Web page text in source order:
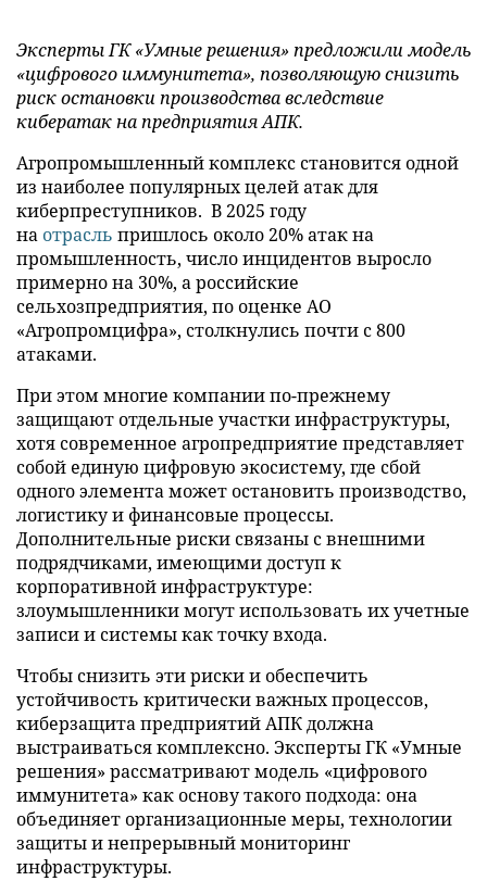
Эксперты ГК «Умные решения» предложили модель
«цифрового иммунитета», позволяющую снизить
риск остановки производства вследствие
кибератак на предприятия АПК.
Агропромышленный комплекс становится одной
из наиболее популярных целей атак для
киберпреступников. В 2025 году
на отрасль пришлось около 20% атак на
промышленность, число инцидентов выросло
примерно на 30%, а российские
сельхозпредприятия, по оценке АО
«Агропромцифра», столкнулись почти с 800
атаками.
При этом многие компании по-прежнему
защищают отдельные участки инфраструктуры,
хотя современное агропредприятие представляет
собой единую цифровую экосистему, где сбой
одного элемента может остановить производство,
логистику и финансовые процессы.
Дополнительные риски связаны с внешними
подрядчиками, имеющими доступ к
корпоративной инфраструктуре:
злоумышленники могут использовать их учетные
записи и системы как точку входа.
Чтобы снизить эти риски и обеспечить
устойчивость критически важных процессов,
киберзащита предприятий АПК должна
выстраиваться комплексно. Эксперты ГК «Умные
решения» рассматривают модель «цифрового
иммунитета» как основу такого подхода: она
объединяет организационные меры, технологии
защиты и непрерывный мониторинг
инфраструктуры.